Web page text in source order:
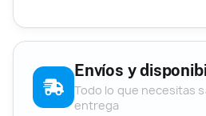
Envíos y
Todo lo que necesitas
entrega